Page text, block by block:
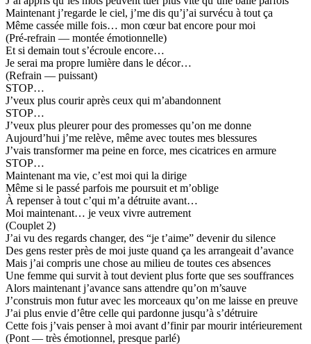
Maintenant j’regarde le ciel, j’me dis qu’j’ai survécu à tout ça
Même cassée mille fois… mon cœur bat encore pour moi
(Pré-refrain — montée émotionnelle)
Et si demain tout s’écroule encore…
Je serai ma propre lumière dans le décor…
(Refrain — puissant)
STOP…
J’veux plus courir après ceux qui m’abandonnent
STOP…
J’veux plus pleurer pour des promesses qu’on me donne
Aujourd’hui j’me relève, même avec toutes mes blessures
J’vais transformer ma peine en force, mes cicatrices en armure
STOP…
Maintenant ma vie, c’est moi qui la dirige
Même si le passé parfois me poursuit et m’oblige
À repenser à tout c’qui m’a détruite avant…
Moi maintenant… je veux vivre autrement
(Couplet 2)
J’ai vu des regards changer, des “je t’aime” devenir du silence
Des gens rester près de moi juste quand ça les arrangeait d’avance
Mais j’ai compris une chose au milieu de toutes ces absences
Une femme qui survit à tout devient plus forte que ses souffrances
Alors maintenant j’avance sans attendre qu’on m’sauve
J’construis mon futur avec les morceaux qu’on me laisse en preuve
J’ai plus envie d’être celle qui pardonne jusqu’à s’détruire
Cette fois j’vais penser à moi avant d’finir par mourir intérieurement
(Pont — très émotionnel, presque parlé)